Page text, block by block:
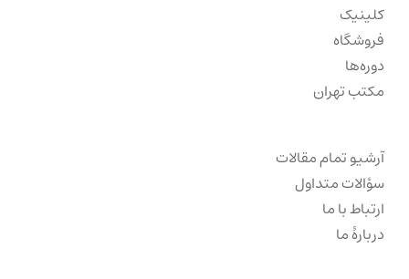
کلینیک
فروشگاه
دوره‌ها
مکتب تهران
آرشیو تمام مقالات
سؤالات متداول
ارتباط با ما
دربارهٔ ما